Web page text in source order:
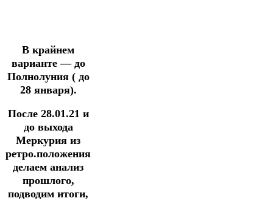
В крайнем
варианте — до
Полнолуния ( до
28 января).
После 28.01.21 и
до выхода
Меркурия из
ретро.положения
делаем анализ
прошлого,
подводим итоги,